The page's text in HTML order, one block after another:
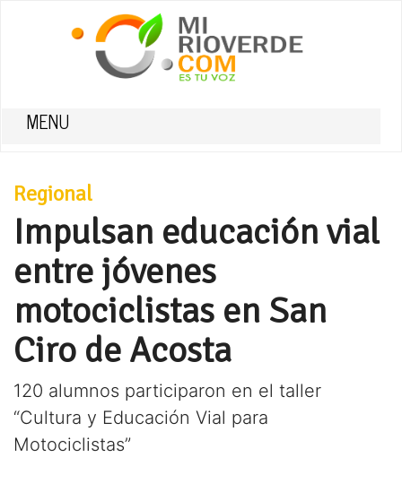
MENU
Regional
Impulsan educación vial
entre jóvenes
motociclistas en San
Ciro de Acosta
120 alumnos participaron en el taller
“Cultura y Educación Vial para
Motociclistas”